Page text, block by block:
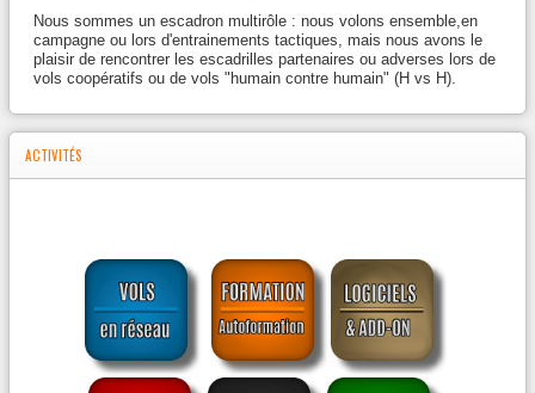
Nous sommes un escadron multirôle : nous volons ensemble,en
campagne ou lors d'entrainements tactiques, mais nous avons le
plaisir de rencontrer les escadrilles partenaires ou adverses lors de
vols coopératifs ou de vols "humain contre humain" (H vs H).
ACTIVITÉS